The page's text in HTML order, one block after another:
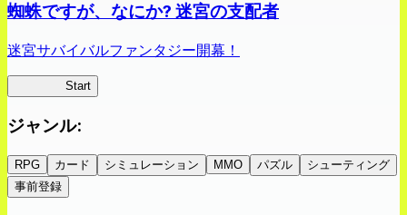
蜘蛛ですが、なにか? 迷宮の支配者
迷宮サバイバルファンタジー開幕！
Start
ジャンル:
RPG カード シミュレーション MMO パズル
シューティング
事前登録